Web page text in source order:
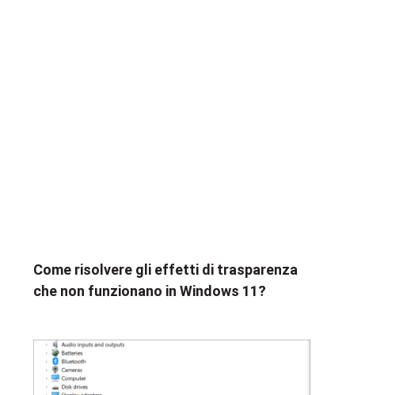
Come risolvere gli effetti di trasparenza
che non funzionano in Windows 11?